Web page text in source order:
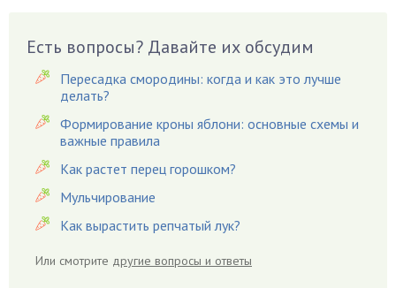
Вишня
Вредители
Гардения
Гацания
Гвоздики
Георгины
Герань
Гиацинт
Гиппеаструм
Есть вопросы? Давайте их обсудим
Пересадка смородины: когда и как это лучше
делать?
Формирование кроны яблони: основные схемы и
важные правила
Как растет перец горошком?
Мульчирование
Как вырастить репчатый лук?
Или смотрите другие вопросы и ответы